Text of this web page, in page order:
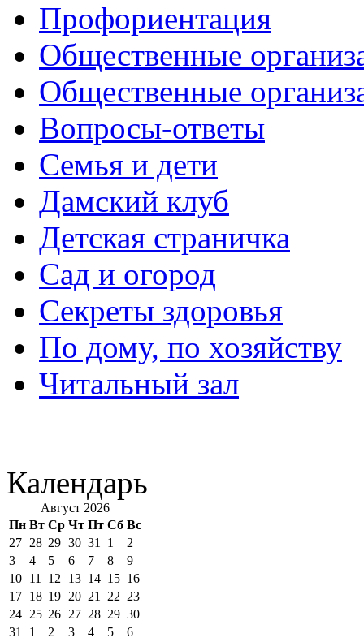
Профориентация
Общественные
Общественные
Вопросы-ответы
Семья и дети
Дамский клуб
Детская страничка
Сад и огород
Секреты здоровья
По дому, по хозяйству
Читальный зал
Календарь
Август 2026
Пн Вт Ср Чт Пт Сб Вс
27 28 29 30 31 1
2
3
4 5 6 7 8
9
10 11 12 13 14 15 16
17 18 19 20 21 22 23
24 25 26 27 28 29 30
31
1 2 3 4 5 6